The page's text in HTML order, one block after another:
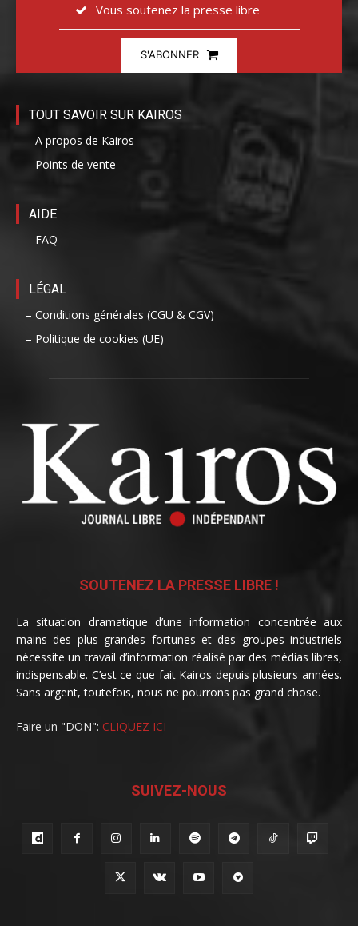
Vous soutenez la presse libre
S'ABONNER
TOUT SAVOIR SUR KAIROS
– A propos de Kairos
– Points de vente
AIDE
– FAQ
LÉGAL
– Conditions générales (CGU & CGV)
– Politique de cookies (UE)
SOUTENEZ LA PRESSE LIBRE !
La situation dramatique d’une information concentrée aux
mains des plus grandes fortunes et des groupes industriels
nécessite un travail d’information réalisé par des médias libres,
indispensable. C’est ce que fait Kairos depuis plusieurs années.
Sans argent, toutefois, nous ne pourrons pas grand chose.
Faire un "DON": CLIQUEZ ICI
SUIVEZ-NOUS